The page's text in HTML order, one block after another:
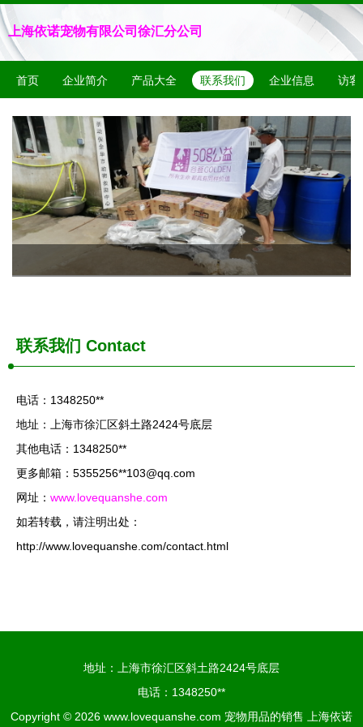
上海依诺宠物有限公司徐汇分公司
首页 企业简介 产品大全 联系我们 企业信息 访客
联系我们 Contact
电话：1348250**
地址：上海市徐汇区斜土路2424号底层
其他电话：1348250**
更多邮箱：5355256**103@qq.com
网址： www.lovequanshe.com
如若转载，请注明出处：
http://www.lovequanshe.com/contact.html
地址：上海市徐汇区斜土路2424号底层
电话：1348250**
Copyright © 2026 www.lovequanshe.com 宠物用品的销售 上海依诺